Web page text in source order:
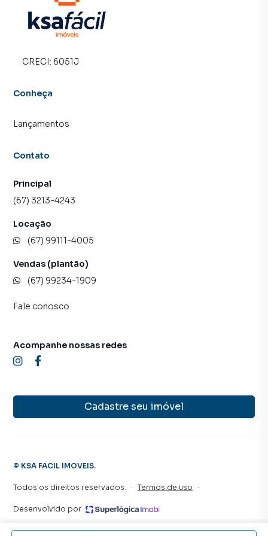
CRECI: 6051J
Conheça
Lançamentos
Contato
Principal
(67) 3213-4243
Locação
(67) 99111-4005
Vendas (plantão)
(67) 99234-1909
Fale conosco
Cadastre seu imóvel
Acompanhe nossas redes
© KSA FACIL IMOVEIS.
Todos os direitos reservados. · Termos de uso ·
Desenvolvido por